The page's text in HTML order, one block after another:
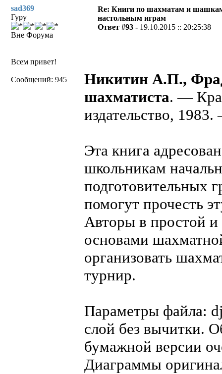
sad369
Гуру
Вне Форума
Всем привет!
Сообщений: 945
Re: Книги по шахматам и
настольным играм
Ответ #93 - 19.10.2015 :: 20:25:38
Никитин А.П.,
шахматиста. —
издательство,
Эта книга
школьникам
подготовительных
помогут прочесть
Авторы в простой и
основами
организовать
турнир.
Параметры файла:
слой без вычитки.
бумажной версии
Диаграммы